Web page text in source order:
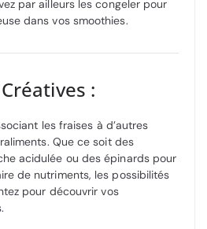
par ailleurs les congeler pour
dans vos smoothies.
:
les fraises à d’autres
Que ce soit des
acidulée ou des épinards pour
de nutriments, les possibilités
pour découvrir vos